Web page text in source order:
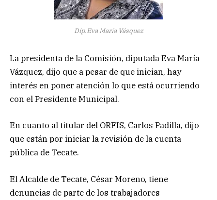
Dip.Eva María Vásquez
La presidenta de la Comisión, diputada Eva María
Vázquez, dijo que a pesar de que inician, hay
interés en poner atención lo que está ocurriendo
con el Presidente Municipal.
En cuanto al titular del ORFIS, Carlos Padilla, dijo
que están por iniciar la revisión de la cuenta
pública de Tecate.
El Alcalde de Tecate, César Moreno, tiene
denuncias de parte de los trabajadores